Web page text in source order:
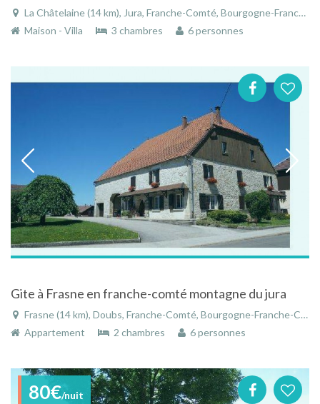
La Châtelaine (14 km), Jura, Franche-Comté, Bourgogne-Franche-Comté, France
Maison - Villa
3 chambres 6 personnes
Gite à Frasne en franche-comté montagne du jura
Frasne (14 km), Doubs, Franche-Comté, Bourgogne-Franche-Comté, France
Appartement
2 chambres 6 personnes
80€/nuit